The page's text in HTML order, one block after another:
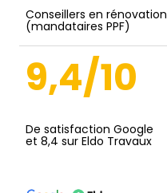
Conseillers en rénovation
(mandataires PPF)
9,4/10
De satisfaction Google
et 8,4 sur Eldo Travaux